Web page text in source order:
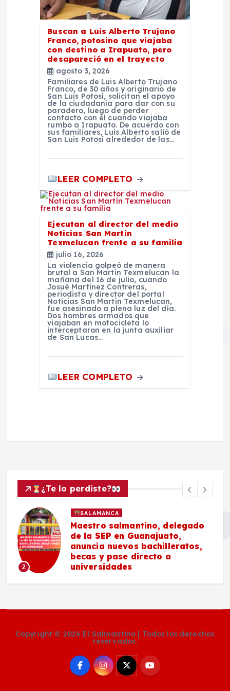
Buscan a Luis Alberto Trujano
Franco, potosino que viajaba
con destino a Irapuato, pero
desapareció en el trayecto
agosto 3, 2026
Familiares de Luis Alberto Trujano
Franco, de 30 años y originario de
San Luis Potosí, solicitan el apoyo
de la ciudadanía para dar con su
paradero, luego de perder
contacto con él cuando viajaba
rumbo a Irapuato. De acuerdo con
sus familiares, Luis Alberto salió de
San Luis Potosí alrededor de las…
LEER COMPLETO
Ejecutan al director del medio
Noticias San Martín
Texmelucan frente a su familia
julio 16, 2026
La violencia golpeó de manera
brutal a San Martín Texmelucan la
mañana del 16 de julio, cuando
Josué Martínez Contreras,
periodista y director del portal
Noticias San Martín Texmelucan,
fue asesinado a plena luz del día.
Dos hombres armados que
viajaban en motocicleta lo
interceptaron en la junta auxiliar
de San Lucas…
LEER COMPLETO
¿Te lo perdiste?
2
SALAMANCA
Maestro salmantino, delegado
de la SEP en Guanajuato,
anuncia nuevos bachilleratos,
becas y pase directo a
universidades
Copyright © 2026 El Salmantino | Todos los derechos
reservados.